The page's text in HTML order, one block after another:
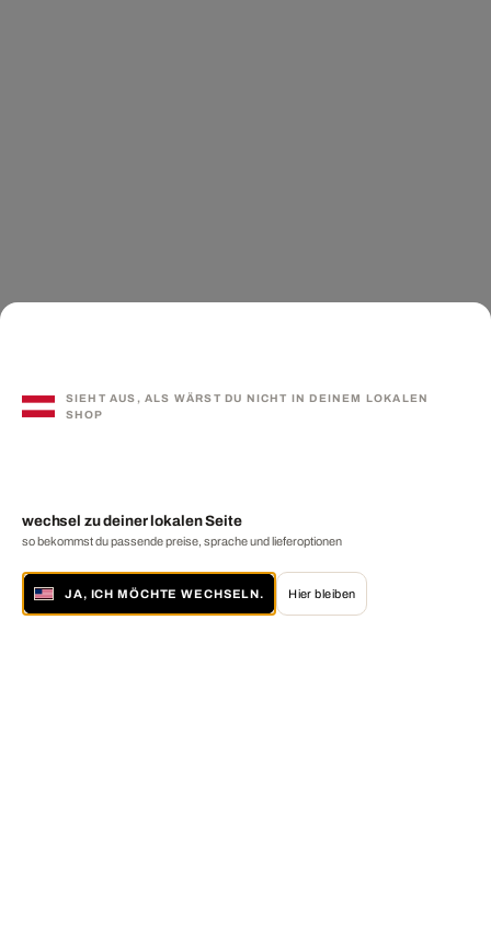
SIEHT AUS, ALS WÄRST DU NICHT IN DEINEM LOKALEN
SHOP
wechsel zu deiner lokalen Seite
so bekommst du passende preise, sprache und lieferoptionen
JA, ICH MÖCHTE WECHSELN. Hier bleiben